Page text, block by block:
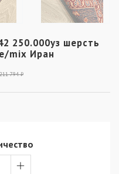
250.000уз шерсть
mix Иран
794 ₽